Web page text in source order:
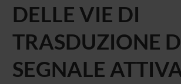
DELLE VIE DI
TRASDUZIONE
SEGNALE